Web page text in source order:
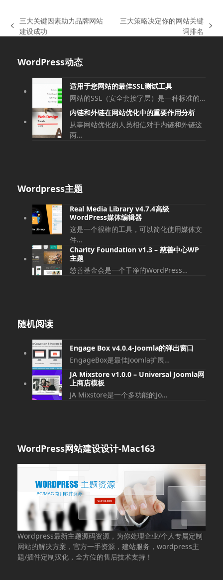
上
文
三大关键因素助力品牌网站
建设成功
三大策略决定你的网站关键
词排名
WordPress动态
适用于您网站的最佳SSL测试工具
网站的SSL（安全套接字层）是一种标准的…
内链和外链在网站优化中的重要作用分析
从事网站优化的人员相信对于内链和外链这
两…
Wordpress主题
Real Media Library v4.7.4高级
WordPress媒体编辑器
这是一个很棒的工具，可以简化使用媒体文
件…
Charity Foundation v1.3 – 慈善中心WP
主题
慈善基金会是一个干净的WordPress…
随机阅读
Engage Box v4.0.4-Joomla的弹出窗口
EngageBox是最佳Joomla扩展…
JA Mixstore v1.0.0 – Universal Joomla网
上商店模板
JA Mixstore是一个多功能的Jo…
WordPress网站建设设计-Mac163
Wordpress最新主题源码资源，为你处理企业/个人专属定制
网站的解决方案，官方一手资源，建站服务，wordpress主
题/插件定制汉化，全方位的售后技术支持！